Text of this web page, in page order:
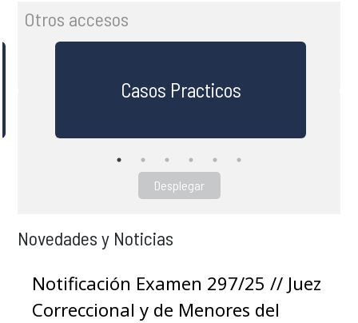
Otros accesos
Casos Practicos
Desplegar
Novedades y Noticias
Notificación Examen 297/25 // Juez
Correccional y de Menores del